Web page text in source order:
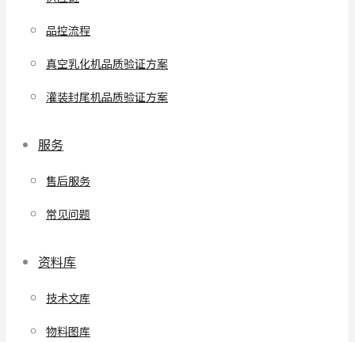
品控流程
真空乳化机品质验证方案
灌装封尾机品质验证方案
服务
售后服务
常见问题
资料库
技术文库
物料图库